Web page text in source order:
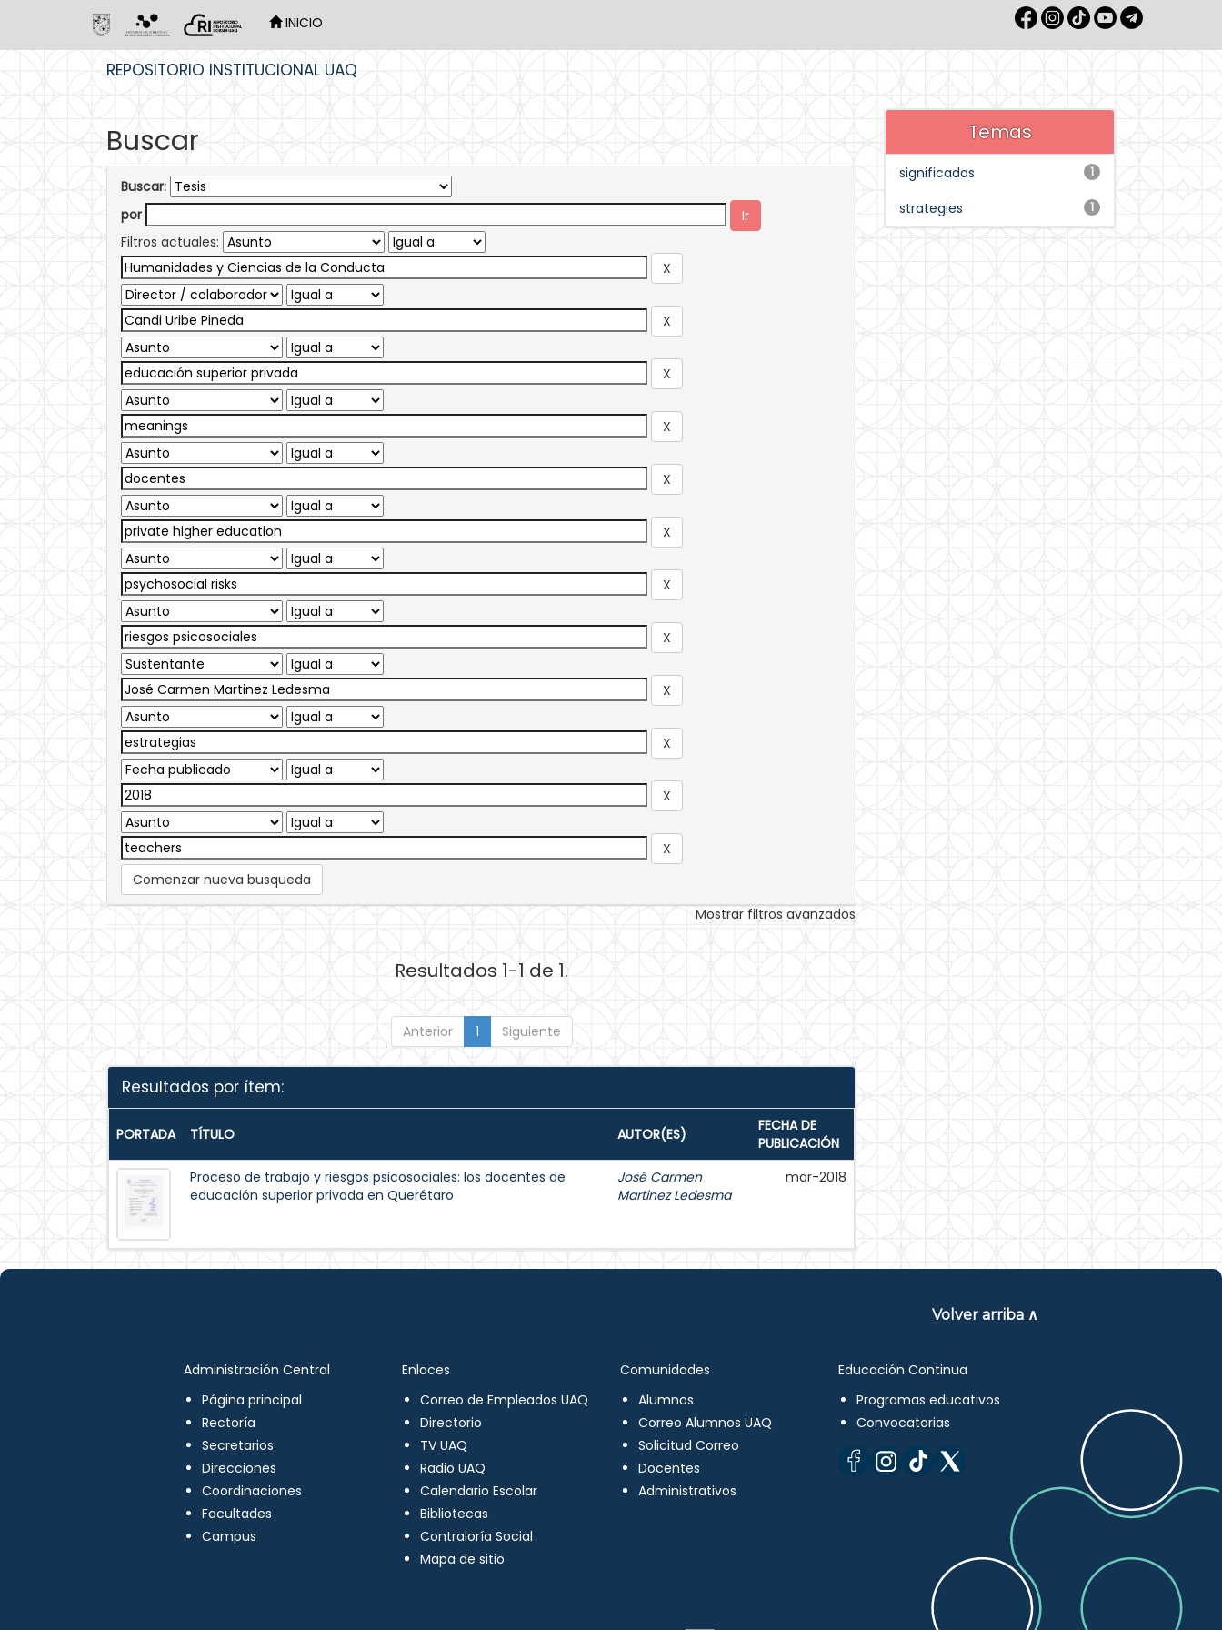
INICIO
REPOSITORIO INSTITUCIONAL UAQ
Buscar
Buscar:
por
Filtros actuales:
Comenzar nueva busqueda
Mostrar filtros avanzados
Resultados 1-1 de 1.
Anterior 1 Siguiente
Resultados por ítem:
PORTADA TÍTULO AUTOR(ES)
FECHA DE
PUBLICACIÓN
Proceso de trabajo y riesgos psicosociales: los docentes de
educación superior privada en Querétaro
José Carmen
Martinez Ledesma
mar-2018
Temas
1
significados
1
strategies
Volver arriba ∧
Administración Central
Página principal
Rectoría
Secretarios
Direcciones
Coordinaciones
Facultades
Campus
Enlaces
Correo de Empleados UAQ
Directorio
TV UAQ
Radio UAQ
Calendario Escolar
Bibliotecas
Contraloría Social
Mapa de sitio
Comunidades
Alumnos
Correo Alumnos UAQ
Solicitud Correo
Docentes
Administrativos
Educación Continua
Programas educativos
Convocatorias